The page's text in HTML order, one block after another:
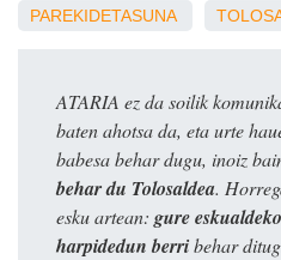
PAREKIDETASUNA
ATARIA ez da soilik
baten ahotsa da, eta urte
babesa behar dugu, inoiz
behar du Tolosaldea.
esku artean: gure
harpidedun berribehar